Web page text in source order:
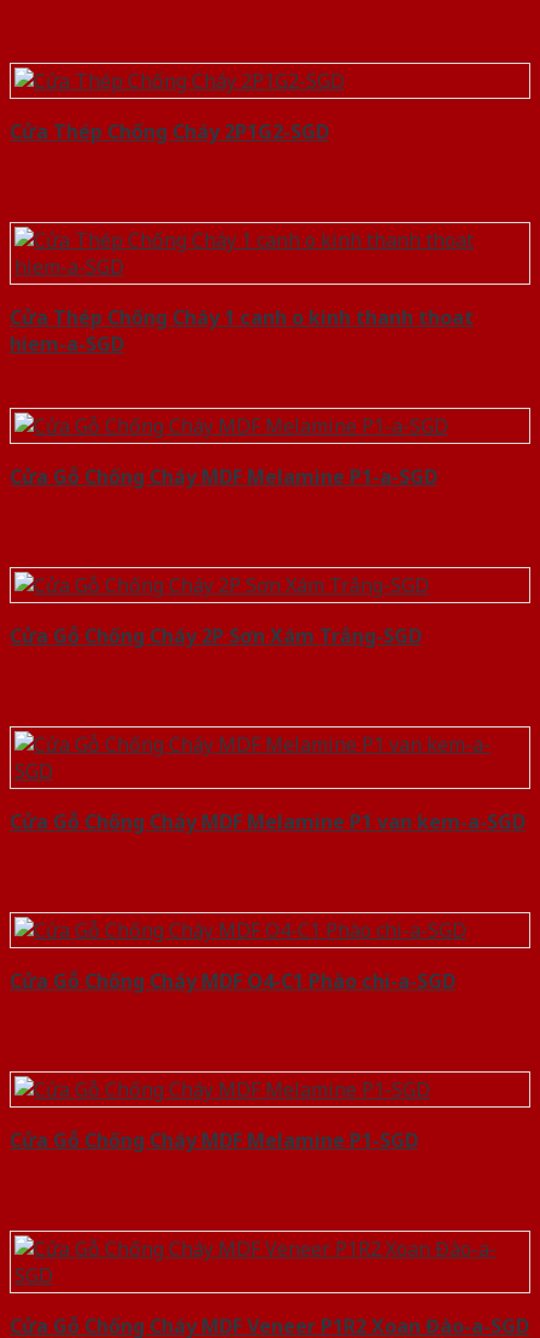
Cửa Thép Chống Cháy 2P1G2-SGD
Cửa Thép Chống Cháy 1 canh o kinh thanh thoat
hiem-a-SGD
Cửa Gỗ Chống Cháy MDF Melamine P1-a-SGD
Cửa Gỗ Chống Cháy 2P Sơn Xám Trắng-SGD
Cửa Gỗ Chống Cháy MDF Melamine P1 van kem-a-SGD
Cửa Gỗ Chống Cháy MDF O4-C1 Phào chi-a-SGD
Cửa Gỗ Chống Cháy MDF Melamine P1-SGD
Cửa Gỗ Chống Cháy MDF Veneer P1R2 Xoan Đào-a-SGD